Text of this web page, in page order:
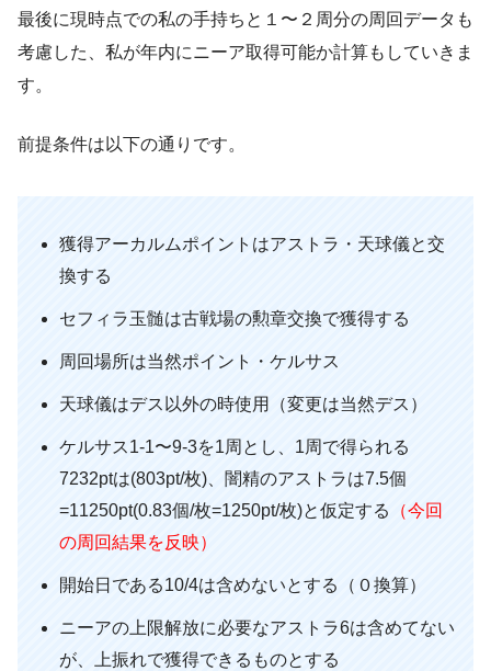
最後に現時点での私の手持ちと１〜２周分の周回データも
考慮した、私が年内にニーア取得可能か計算もしていきま
す。
前提条件は以下の通りです。
獲得アーカルムポイントはアストラ・天球儀と交
換する
セフィラ玉髄は古戦場の勲章交換で獲得する
周回場所は当然ポイント・ケルサス
天球儀はデス以外の時使用（変更は当然デス）
ケルサス1-1〜9-3を1周とし、1周で得られる
7232ptは(803pt/枚)、闇精のアストラは7.5個
=11250pt(0.83個/枚=1250pt/枚)と仮定する
（今回
の周回結果を反映）
開始日である10/4は含めないとする（０換算）
ニーアの上限解放に必要なアストラ6は含めてない
が、上振れで獲得できるものとする